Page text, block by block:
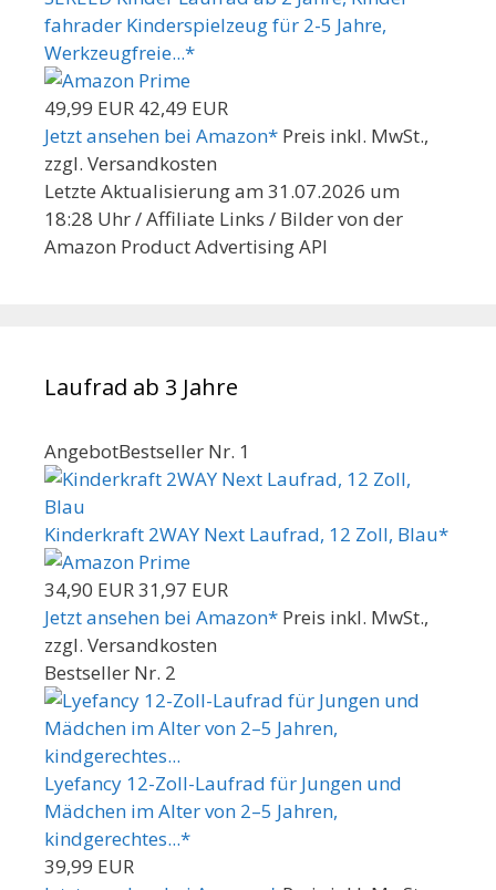
fahrader Kinderspielzeug für 2-5 Jahre,
Werkzeugfreie...*
49,99 EUR 42,49 EUR
Jetzt ansehen bei Amazon* Preis inkl. MwSt.,
zzgl. Versandkosten
Letzte Aktualisierung am 31.07.2026 um
18:28 Uhr / Affiliate Links / Bilder von der
Amazon Product Advertising API
Laufrad ab 3 Jahre
AngebotBestseller Nr. 1
Kinderkraft 2WAY Next Laufrad, 12 Zoll, Blau*
34,90 EUR31,97 EUR
Jetzt ansehen bei Amazon* Preis inkl. MwSt.,
zzgl. Versandkosten
Bestseller Nr. 2
Lyefancy 12-Zoll-Laufrad für Jungen und
Mädchen im Alter von 2–5 Jahren,
kindgerechtes...*
39,99 EUR